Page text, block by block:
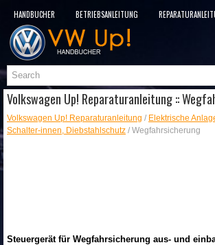
HANDBÜCHER BETRIEBSANLEITUNG
SITEMAP
Volkswagen Up! Reparaturanleitung ::
Volkswagen Up! Reparaturanleitung / Elektrische
Schalter-innen, Diebstahlschutz / Wegfahrsicherung
Steuergerät für Wegfahrsicherung aus- und